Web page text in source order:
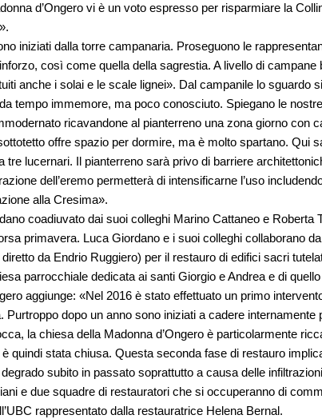
d’Ongero vi è un voto espresso per risparmiare la
iniziati dalla torre campanaria. Proseguono le
così come quella della sagrestia. A livello di campane
anche i solai e le scale lignei». Dal campanile lo sguardo
tempo immemore, ma poco conosciuto. Spiegano le
ricavandone al pianterreno una zona giorno con
offre spazio per dormire, ma è molto spartano. Qui
tre lucernari. Il pianterreno sarà privo di barriere
dell’eremo permetterà di intensificarne l’uso
alla Cresima».
coadiuvato dai suoi colleghi Marino Cattaneo e Roberta
primavera. Luca Giordano e i suoi colleghi collaborano
da Endrio Ruggiero) per il restauro di edifici sacri
parrocchiale dedicata ai santi Giorgio e Andrea e di
aggiunge: «Nel 2016 è stato effettuato un primo
dopo un anno sono iniziati a cadere internamente
la chiesa della Madonna d’Ongero è particolarmente
quindi stata chiusa. Questa seconda fase di restauro
subito in passato soprattutto a causa delle
e due squadre di restauratori che si occuperanno di
rappresentato dalla restauratrice Helena Bernal.